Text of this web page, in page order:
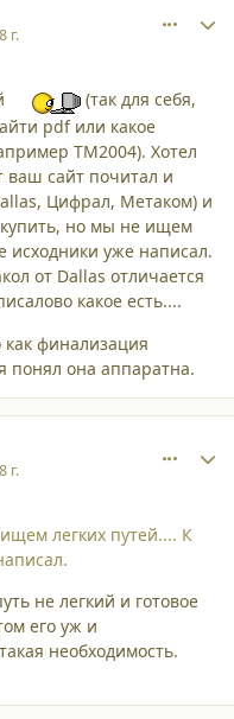
г.
(так для себя,
pdf или какое
ТМ2004). Хотел
ваш сайт почитал и
Цифрал, Метаком) и
но мы не ищем
исходники уже написал.
от Dallas отличается
какое есть....
финализация
понял она аппаратна.
г.
легких путей.... К
не легкий и готовое
его уж и
необходимость.